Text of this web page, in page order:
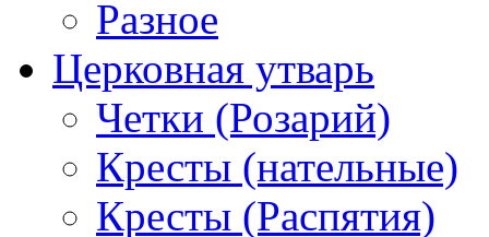
Разное
Церковная утварь
Четки (Розарий)
Кресты (нательные)
Кресты (Распятия)